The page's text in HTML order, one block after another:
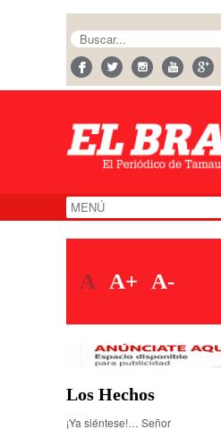
A A+ A-
Los Hechos
¡Ya siéntese!… Señor